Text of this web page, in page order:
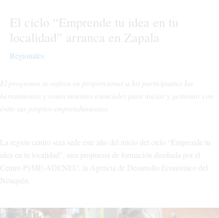
El ciclo “Emprende tu idea en tu
localidad” arranca en Zapala
Regionales
El programa se enfoca en proporcionar a los participantes las
herramientas y conocimientos esenciales para iniciar y gestionar con
éxito sus propios emprendimientos.
La región centro será sede este año del inicio del ciclo “Emprende tu
idea en tu localidad”, una propuesta de formación diseñada por el
Centro PyME-ADENEU, la Agencia de Desarrollo Económico del
Neuquén.